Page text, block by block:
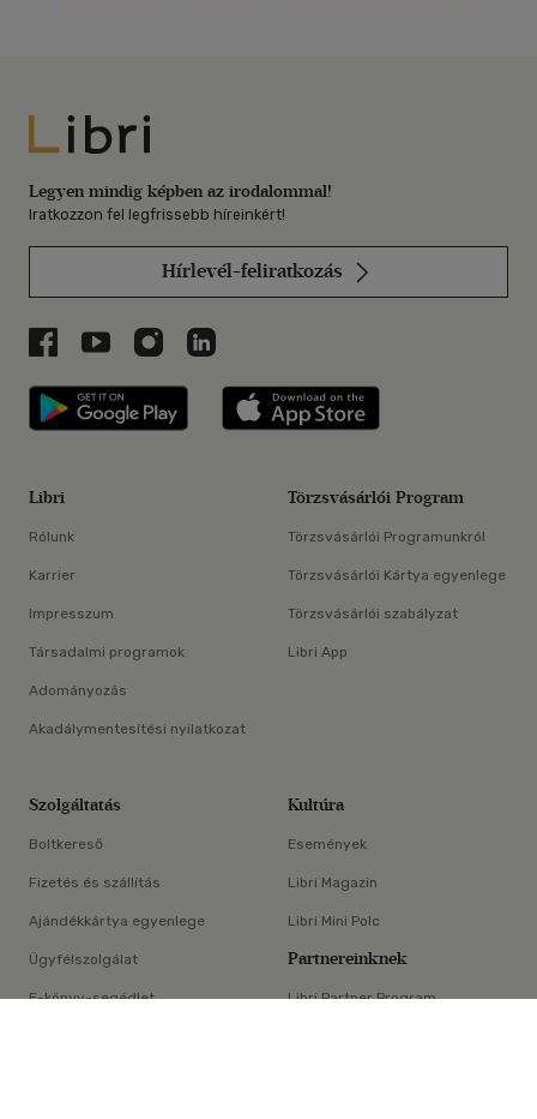
×
Libri
Legyen mindig képben az irodalommal!
Iratkozzon fel legfrissebb híreinkért!
Hírlevél-feliratkozás
Libri a Facebookon
Libri a Youtube-on
Libri az Instagramon
Libri a LinkedInen
Libri applikáció Szerezd meg: Google
Libri
Rólunk
Karrier
Impresszum
Társadalmi programok
Adományozás
Akadálymentesítési nyilatkozat
Törzsvásárlói Program
Törzsvásárlói Programunkról
Törzsvásárlói Kártya egyenlege
Törzsvásárlói szabályzat
Libri App
Szolgáltatás
Boltkereső
Fizetés és szállítás
Ajándékkártya egyenlege
Ügyfélszolgálat
E-könyv-segédlet
Kultúra
Események
Libri Magazin
Libri Mini Polc
Partnereinknek
Libri Partner Program